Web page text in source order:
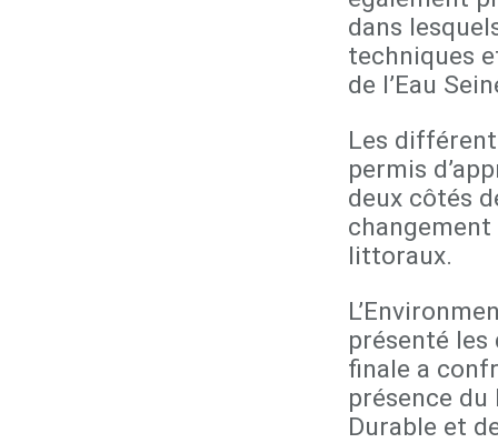
dans
techniques
de l’Eau
Les
permis
deux côtés
littoraux.
présenté
finale a
présence du
Durable et